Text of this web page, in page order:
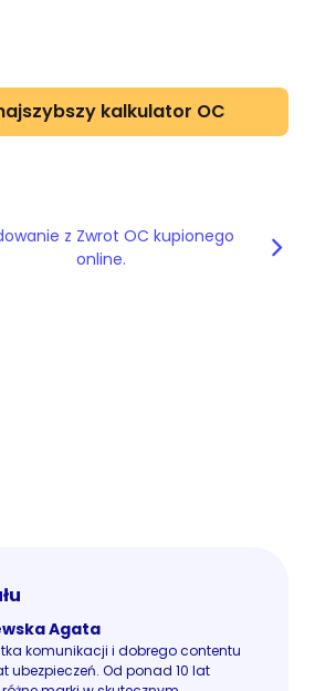
kalkulator OC
z Zwrot OC kupionego
online.
Agata
komunikacji i dobrego contentu
ubezpieczeń. Od ponad 10 lat